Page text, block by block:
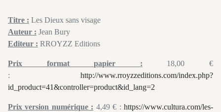
Titre : Les Dieux sans visage
Auteur : Jean Bury
Editeur : RROYZZ Editions
Prix format papier : 18,00 €
: http://www.rroyzzeditions.com/index.php?
id_product=41&controller=product&id_lang=2
Prix version numérique : 4,49 € :https://www.cultura.com/les-